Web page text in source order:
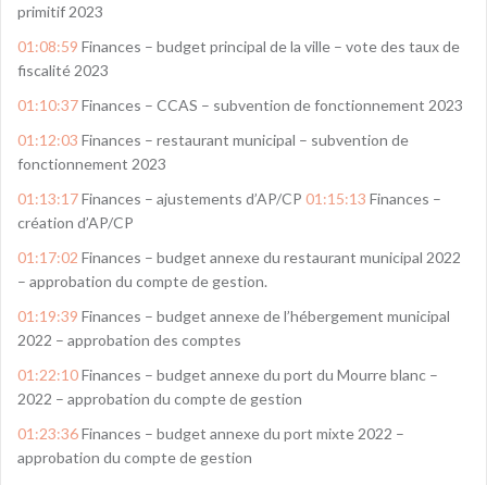
primitif 2023
01:08:59 Finances – budget principal de la ville – vote des taux de
fiscalité 2023
01:10:37Finances – CCAS – subvention de fonctionnement 2023
01:12:03 Finances – restaurant municipal – subvention de
fonctionnement 2023
01:13:17Finances – ajustements d’AP/CP 01:15:13 Finances –
création d’AP/CP
01:17:02 Finances – budget annexe du restaurant municipal 2022
– approbation du compte de gestion.
01:19:39 Finances – budget annexe de l’hébergement municipal
2022 – approbation des comptes
01:22:10Finances – budget annexe du port du Mourre blanc –
2022 – approbation du compte de gestion
01:23:36Finances – budget annexe du port mixte 2022 –
approbation du compte de gestion